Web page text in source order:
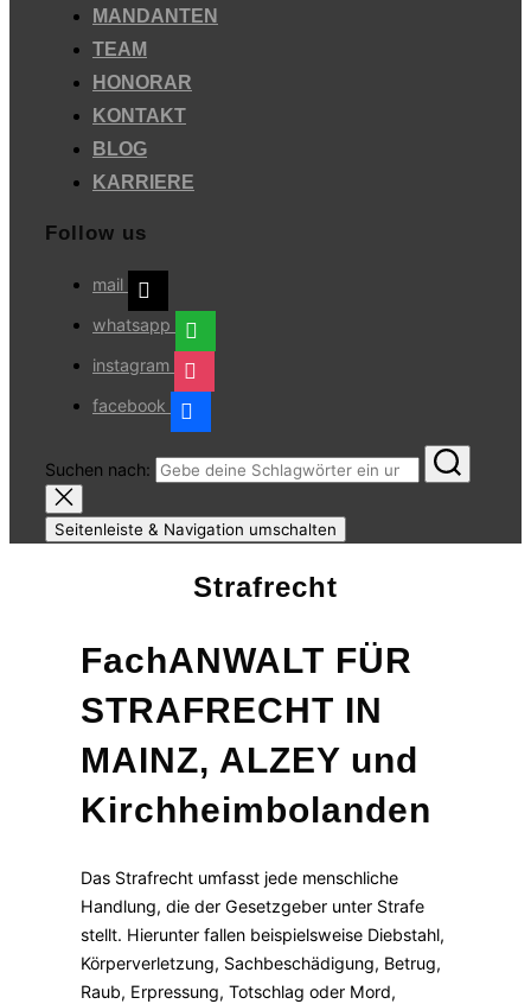
MANDANTEN
TEAM
HONORAR
KONTAKT
BLOG
KARRIERE
Follow us
mail
whatsapp
instagram
facebook
Suchen nach:
Seitenleiste & Navigation umschalten
Strafrecht
FachANWALT FÜR
STRAFRECHT IN
MAINZ, ALZEY und
Kirchheimbolanden
Das Strafrecht umfasst jede menschliche
Handlung, die der Gesetzgeber unter Strafe
stellt. Hierunter fallen beispielsweise Diebstahl,
Körperverletzung, Sachbeschädigung, Betrug,
Raub, Erpressung, Totschlag oder Mord,